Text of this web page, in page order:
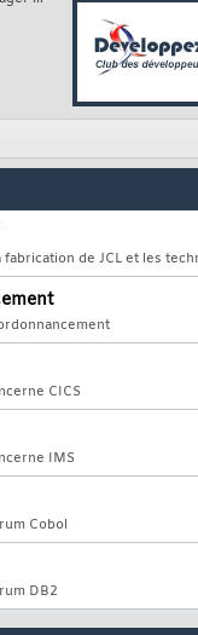
fabrication de JCL et les
CICS
IMS
Cobol
DB2